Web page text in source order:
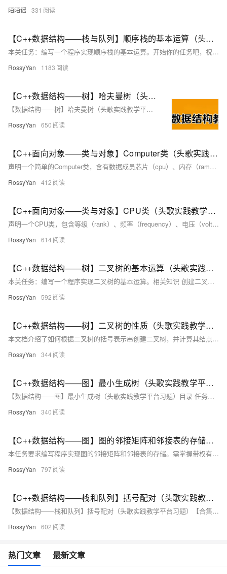
陌陌谣 331
【C++数据结构——栈与队列】顺序栈的基本运算（头歌实践教学平台习题）【合集】
本关任务：编写一个程序实现顺序栈的基本运算。开始你的任务吧，祝你成功！​ 相关知识 初始化栈 销毁栈 判断栈是否为空 进栈 出栈 取栈顶元素 1.初始化栈 概念：初始化栈是为栈的使用做准备，包括分配内存空间（如果是动态分配）和设置栈的初始状态。栈有顺序栈和链式栈两种常见形式。对于顺序栈，通常需要定义一个数组来存储栈元素，并设置一个变量来记录栈顶位置；对于链式栈，需要定义节点结构，包含数据域和指针域，同时初始化栈顶指针。 示例（顺序栈）： 以下是一个简单的顺序栈初始化示例，假设用C语言实现，栈中存储
RossyYan 1183
【C++数据结构——树】哈夫曼树（头歌实践教学平台习题） 【合集】
【数据结构——树】哈夫曼树（头歌实践教学平台习题）【合集】目录 任务描述 相关知识 测试说明 我的通关代码： 测试结果：任务描述 本关任务：编写一个程序构建哈夫曼树和生成哈夫曼编码。 相关知识 为了完成本关任务，你需要掌握： 1.如何构建哈夫曼树， 2.如何生成哈夫曼编码。 测试说明 平台会对你编写的代码进行测试： 测试输入： 1192677541518462450242195190181174157138124123 (用户分别输入所列单词的频度） 预
RossyYan 650
【C++面向对象——类与对象】Computer类（头歌实践教学平台习题）【合集】
声明一个简单的Computer类，含有数据成员芯片（cpu）、内存（ram）、光驱（cdrom）等等，以及两个公有成员函数run、stop。只能在类的内部访问。这是一种数据隐藏的机制，用于保护类的数据不被外部随意修改。根据提示，在右侧编辑器补充代码，平台会对你编写的代码进行测试。成员可以在派生类（继承该类的子类）中访问。成员，在类的外部不能直接访问。可以在类的外部直接访问。为了完成本关任务，你需要掌握。
RossyYan 412
【C++面向对象——类与对象】CPU类（头歌实践教学平台习题）【合集】
声明一个CPU类，包含等级（rank）、频率（frequency）、电压（voltage）等属性，以及两个公有成员函数run、stop。根据提示，在右侧编辑器补充代码，平台会对你编写的代码进行测试。​ 相关知识 类的声明和使用。 类的声明和对象的声明。 构造函数和析构函数的执行。 一、类的声明和使用 1.类的声明基础 在C++中，类是创建对象的蓝图。类的声明定义了类的成员，包括数据成员（变量）和成员函数（方法）。一个简单的类声明示例如下： classMyClass{ public: int
RossyYan 614
【C++数据结构——树】二叉树的基本运算（头歌实践教学平台习题）【合集】
本关任务：编写一个程序实现二叉树的基本运算。​ 相关知识 创建二叉树 销毁二叉树 查找结点 求二叉树的高度 输出二叉树 //二叉树节点结构体定义 structTreeNode{ intval; TreeNode*left; TreeNode*right; TreeNode(intx):val(x),left(NULL),right(NULL){} }; 创建二叉树 //创建二叉树函数（简单示例，手动构建） TreeNode*create
RossyYan 592
【C++数据结构——树】二叉树的性质（头歌实践教学平台习题）【合集】
本文档介绍了如何根据二叉树的括号表示串创建二叉树，并计算其结点个数、叶子结点个数、某结点的层次和二叉树的宽度。主要内容包括： 1. **定义二叉树节点结构体**：定义了包含节点值、左子节点指针和右子节点指针的结构体。 2. **实现构建二叉树的函数**：通过解析括号表示串，递归地构建二叉树的各个节点及其子树。 3. **使用示例**：展示了如何调用 `buildTree` 函数构建二叉树并进行简单验证。 4. **计算二叉树属性**： - 计算二叉树节点个数。 - 计算二叉树叶子节点个数。 - 计算某节点的层次。 - 计算二叉树的宽度。 最后，提供了测试说明及通关代
RossyYan 344
【C++数据结构——图】最小生成树（头歌实践教学平台习题） 【合集】
【数据结构——图】最小生成树（头歌实践教学平台习题）目录 任务描述 相关知识 测试说明 我的通关代码: 测试结果：【合集】任务描述 本关任务：编写一个程序求图的最小生成树。相关知识 为了完成本关任务，你需要掌握：1.建立邻接矩阵，2.Prim算法。建立邻接矩阵 上述带权无向图对应的二维数组，根据它建立邻接矩阵，如图1建立下列邻接矩阵。注意：INF表示无穷大，表示整数：32767 intA[MAXV][MAXV];Prim算法 普里姆(Prim)算法是一种构造性算法，从候选边中挑
RossyYan 340
【C++数据结构——图】图的邻接矩阵和邻接表的存储（头歌实践教学平台习题）【合集】
本任务要求编写程序实现图的邻接矩阵和邻接表的存储。需掌握带权有向图、图的邻接矩阵及邻接表的概念。邻接矩阵用于表示顶点间的连接关系，邻接表则通过链表结构存储图信息。测试输入为图的顶点数、边数及邻接矩阵，预期输出为Prim算法求解结果。通关代码提供了完整的C++实现，包括输入、构建和打印邻接矩阵与邻接表的功能。
RossyYan 797
【C++数据结构——栈和队列】括号配对（头歌实践教学平台习题）【合集】
【数据结构——栈和队列】括号配对（头歌实践教学平台习题）【合集】（1）遇到左括号：进栈Push()（2）遇到右括号：若栈顶元素为左括号，则出栈Pop()；否则返回false。（3）当遍历表达式结束，且栈为空时，则返回true，否则返回false。本关任务：编写一个程序利用栈判断左、右圆括号是否配对。为了完成本关任务，你需要掌握：栈对括号的处理。（1）遇到左括号：进栈Push()开始你的任务吧，祝你成功！测试输入：(()))
RossyYan 602
热门文章 最新文章